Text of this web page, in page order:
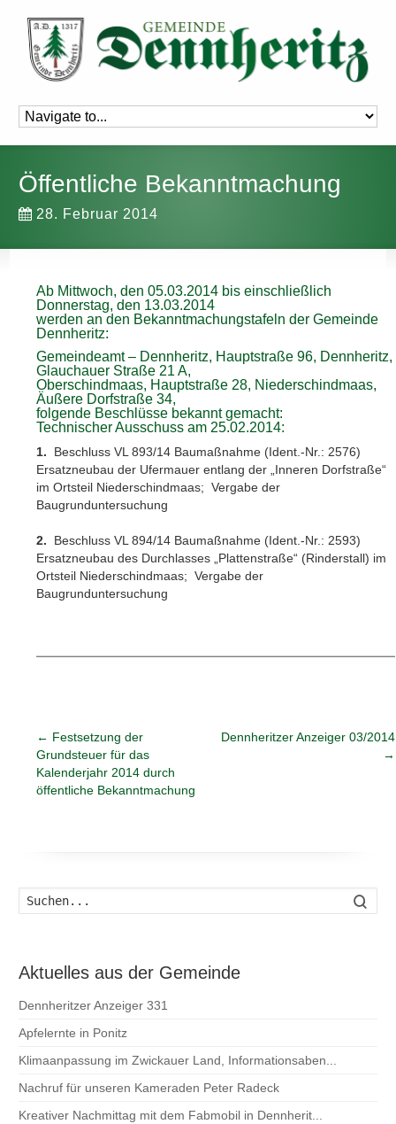
Öffentliche Bekanntmachung
28. Februar 2014
Ab Mittwoch, den 05.03.2014 bis einschließlich
Donnerstag, den 13.03.2014
werden an den Bekanntmachungstafeln der Gemeinde
Dennheritz:
Gemeindeamt – Dennheritz, Hauptstraße 96, Dennheritz,
Glauchauer Straße 21 A,
Oberschindmaas, Hauptstraße 28, Niederschindmaas,
Äußere Dorfstraße 34,
folgende Beschlüsse bekannt gemacht:
Technischer Ausschuss am 25.02.2014:
1. Beschluss VL 893/14 Baumaßnahme (Ident.-Nr.: 2576)
Ersatzneubau der Ufermauer entlang der „Inneren Dorfstraße“
im Ortsteil Niederschindmaas; Vergabe der
Baugrunduntersuchung
2. Beschluss VL 894/14 Baumaßnahme (Ident.-Nr.: 2593)
Ersatzneubau des Durchlasses „Plattenstraße“ (Rinderstall) im
Ortsteil Niederschindmaas; Vergabe der
Baugrunduntersuchung
← Festsetzung der
Grundsteuer für das
Kalenderjahr 2014 durch
öffentliche Bekannt­machung
Dennheritzer Anzeiger 03/2014
→
Aktuelles aus der Gemeinde
Dennheritzer Anzeiger 331
Apfelernte in Ponitz
Klimaanpassung im Zwickauer Land, Informationsaben...
Nachruf für unseren Kameraden Peter Radeck
Kreativer Nachmittag mit dem Fabmobil in Dennherit...